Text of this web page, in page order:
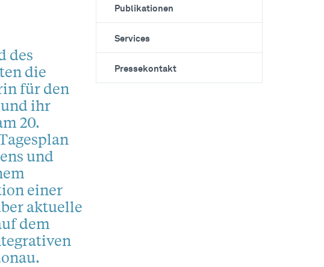
des
die
für den
ihr
20.
und
einer
aktuelle
dem
Publikationen
Services
Pressekontakt